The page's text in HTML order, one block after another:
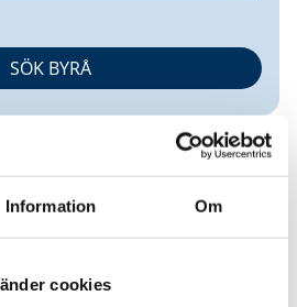
Information Om
cookies